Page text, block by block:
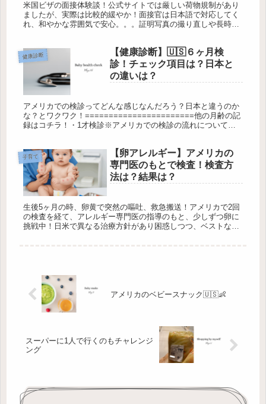
米国ビザの面接体験談！公式サイトでは厳しい荷物規制があり
ましたが、実際は比較的緩やか！面接官は日本語で対応してく
れ、和やかな雰囲気で安心。。。証明写真の撮り直しや長時間
申請プロセスを終え、アメリカ移住が実現！
健康診断
【健康診断】🇺🇸６ヶ月検
診！チェック項目は？日本と
の違いは？
アメリカでの検診ってどんな感じなんだろう？日本と違うのか
な？とワクワク！=======================他の月齢の記
録はコチラ！・1才検診※アメリカでの検診の流れについて
子育て
【卵アレルギー】アメリカの
専門医のもとで検査！検査方
法は？結果は？
生後5ヶ月の時、卵黄で突然の嘔吐、救急搬送！アメリカで2回
の検査を経て、アレルギー専門医の指導のもと、少しずつ卵に
挑戦中！日米で異なる治療方針があり困惑しつつ、ベストな策
アメリカのベビースナック🇺🇸👶
スーパーに1人で行くのもチャレンジ
ング